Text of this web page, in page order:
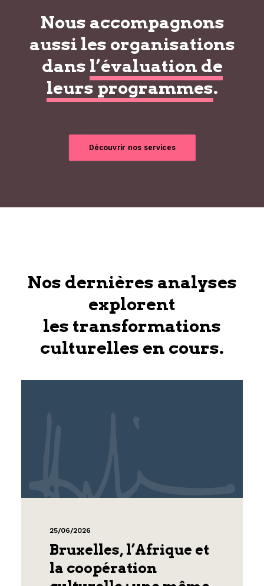
Nous accompagnons
aussi les organisations
dans l’évaluation de
leurs programmes.
Découvrir nos services
Nos dernières analyses
explorent
les transformations
culturelles en cours.
25/06/2026
Bruxelles, l’Afrique et
la coopération